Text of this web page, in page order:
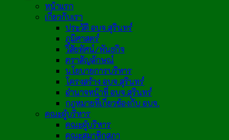
หน้าแรก
เกี่ยวกับเรา
ประวัติ อบจ.สุรินทร์
ภูมิศาสตร์
วิสัยทัศน์/พันธกิจ
ตราสัญลักษณ์
นโยบายการบริหาร
โครงสร้าง อบจ.สุรินทร์
อำนาจหน้าที่ อบจ.สุรินทร์
กฎหมายที่เกี่ยวข้องกับ อบจ.
คณะผู้บริหาร
คณะผู้บริหาร
คณะสมาชิกสภา